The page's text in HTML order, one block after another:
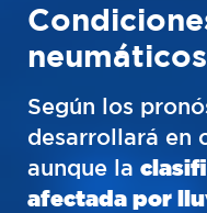
Según los
desarrollará en
aunque la
afectada por